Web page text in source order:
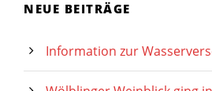
NEUE BEITRÄGE
Information zur